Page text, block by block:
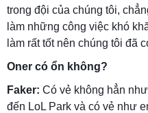
trong đội của chúng tôi,
làm những công việc khó
làm rất tốt nên chúng tôi đã
Oner có ổn không?
Faker: Có vẻ không hẳn
đến LoL Park và có vẻ như